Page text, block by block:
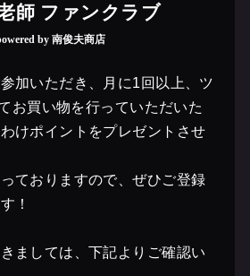
師 ファンクラブ
by 南俊夫商店
加いただき、月に1回以上、ツ
お買い物を行っていただいた
けポイントをプレゼントさせ
ておりますので、ぜひご登録
！
ましては、下記よりご確認い